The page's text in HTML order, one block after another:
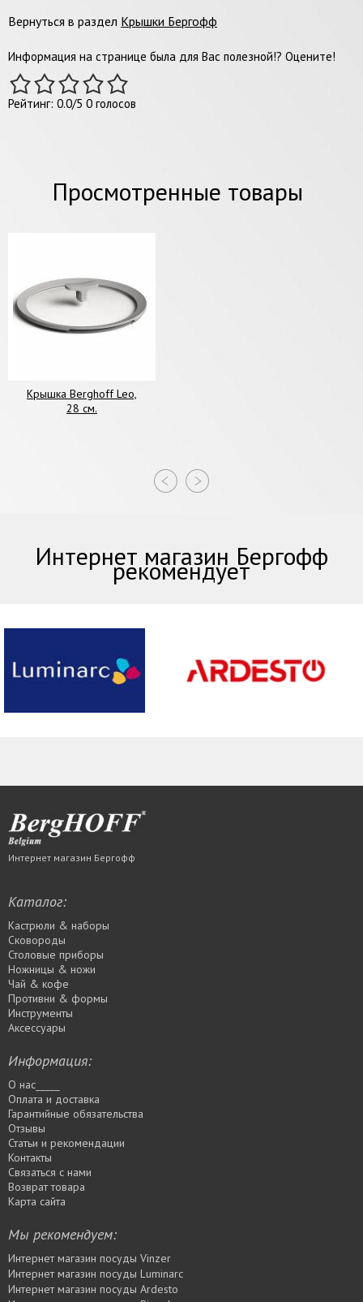
Вернуться в раздел Крышки Бергофф
Информация на странице была для Вас полезной!? Оцените!
Рейтинг: 0.0/5 0 голосов
Просмотренные товары
Крышка Berghoff Leo,
28 см.
Интернет магазин Бергофф
рекомендует
Интернет магазин Бергофф
Каталог:
Кастрюли & наборы
Сковороды
Столовые приборы
Ножницы & ножи
Чай & кофе
Противни & формы
Инструменты
Аксессуары
Информация:
О нас_____
Оплата и доставка
Гарантийные обязательства
Отзывы
Статьи и рекомендации
Контакты
Связаться с нами
Возврат товара
Карта сайта
Мы рекомендуем:
Интернет магазин посуды Vinzer
Интернет магазин посуды Luminarc
Интернет магазин посуды Ardesto